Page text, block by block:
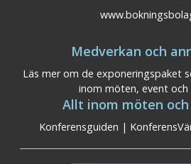
Medverkan och
Läs mer om de exponeringspaket
inom möten, event och
Allt inom möten
Konferensguiden |